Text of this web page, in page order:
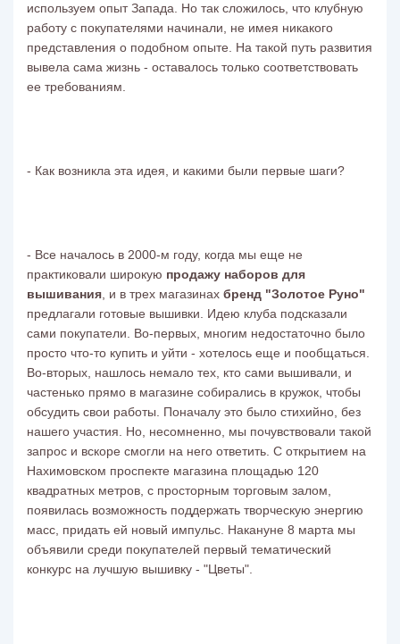
используем опыт Запада. Но так сложилось, что клубную
работу с покупателями начинали, не имея никакого
представления о подобном опыте. На такой путь развития
вывела сама жизнь - оставалось только соответствовать
ее требованиям.
- Как возникла эта идея, и какими были первые шаги?
- Все началось в 2000-м году, когда мы еще не
практиковали широкую продажу наборов для
вышивания , и в трех магазинах бренд "Золотое Руно"
предлагали готовые вышивки. Идею клуба подсказали
сами покупатели. Во-первых, многим недостаточно было
просто что-то купить и уйти - хотелось еще и пообщаться.
Во-вторых, нашлось немало тех, кто сами вышивали, и
частенько прямо в магазине собирались в кружок, чтобы
обсудить свои работы. Поначалу это было стихийно, без
нашего участия. Но, несомненно, мы почувствовали такой
запрос и вскоре смогли на него ответить. С открытием на
Нахимовском проспекте магазина площадью 120
квадратных метров, с просторным торговым залом,
появилась возможность поддержать творческую энергию
масс, придать ей новый импульс. Накануне 8 марта мы
объявили среди покупателей первый тематический
конкурс на лучшую вышивку - "Цветы".